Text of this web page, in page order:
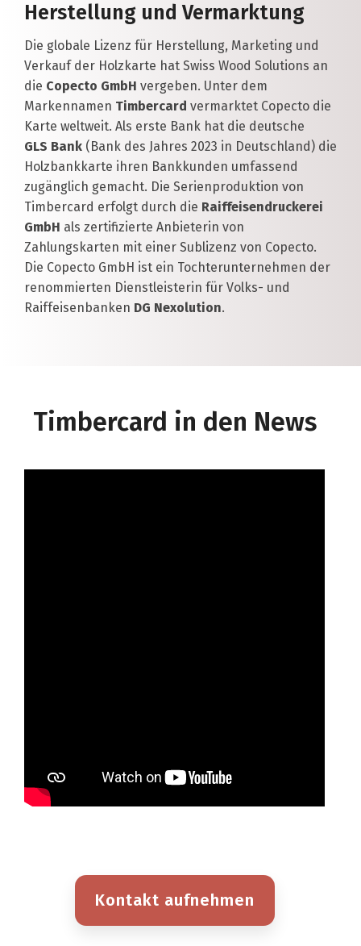
Herstellung und Vermarktung
Die globale Lizenz für Herstellung, Marketing und
Verkauf der Holzkarte hat Swiss Wood Solutions an
die Copecto GmbH vergeben. Unter dem
Markennamen Timbercard vermarktet Copecto die
Karte weltweit. Als erste Bank hat die deutsche
GLS Bank (Bank des Jahres 2023 in Deutschland) die
Holzbankkarte ihren Bankkunden umfassend
zugänglich gemacht. Die Serienproduktion von
Timbercard erfolgt durch die Raiffeisendruckerei
GmbH als zertifizierte Anbieterin von
Zahlungskarten mit einer Sublizenz von Copecto.
Die Copecto GmbH ist ein Tochterunternehmen der
renommierten Dienstleisterin für Volks- und
Raiffeisenbanken DG Nexolution.
Timbercard in den News
Kontakt aufnehmen